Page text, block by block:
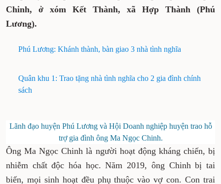
Chinh, ở xóm Kết Thành, xã Hợp Thành (Phú
Lương).
Phú Lương: Khánh thành, bàn giao 3 nhà tình nghĩa
Quân khu 1: Trao tặng nhà tình nghĩa cho 2 gia đình chính
sách
Lãnh đạo huyện Phú Lương và Hội Doanh nghiệp huyện trao hỗ
trợ gia đình ông Ma Ngọc Chinh.
Ông Ma Ngọc Chinh là người hoạt động kháng chiến, bị
nhiễm chất độc hóa học. Năm 2019, ông Chinh bị tai
biến, mọi sinh hoạt đều phụ thuộc vào vợ con. Con trai